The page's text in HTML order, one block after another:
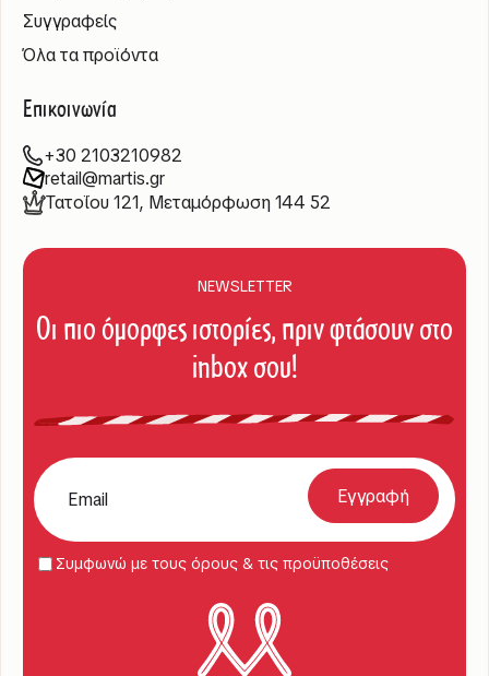
Συγγραφείς
Όλα τα προϊόντα
Επικοινωνία
+30 2103210982
retail@martis.gr
Τατοΐου 121, Μεταμόρφωση 144 52
NEWSLETTER
Οι πιο όμορφες ιστορίες, πριν φτάσουν στο
inbox σου!
Συμφωνώ με τους όρους & τις προϋποθέσεις